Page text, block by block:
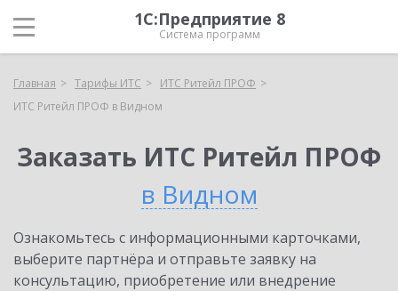
1С:Предприятие 8
Система программ
Главная Тарифы ИТС
ИТС Ритейл ПРОФ
ИТС Ритейл ПРОФ в Видном
Заказать ИТС Ритейл ПРОФ
в Видном
Ознакомьтесь с информационными карточками,
выберите партнёра и отправьте заявку на
консультацию, приобретение или внедрение